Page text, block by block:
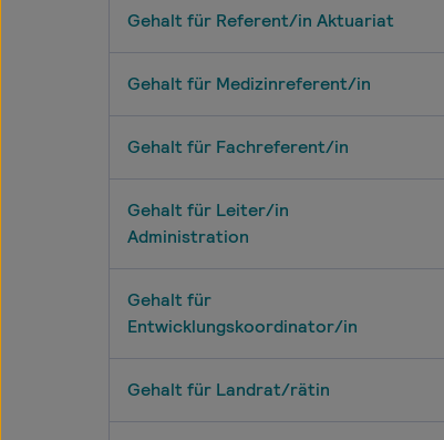
Gehalt für Referent/in Aktuariat
Gehalt für Medizinreferent/in
Gehalt für Fachreferent/in
Gehalt für Leiter/in
Administration
Gehalt für
Entwicklungskoordinator/in
Gehalt für Landrat/rätin